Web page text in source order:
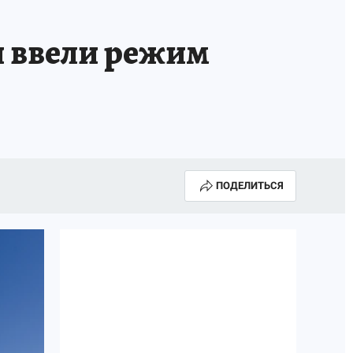
ЗАДАЙ ВОПРОС ГАИ
ГОВОРЯТ ЗВЕЗДЫ
ввели режим
ПОДЕЛИТЬСЯ